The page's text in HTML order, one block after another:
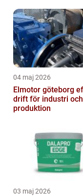
04 maj 2026
Elmotor göteborg effektiv
drift för industri och
produktion
03 maj 2026